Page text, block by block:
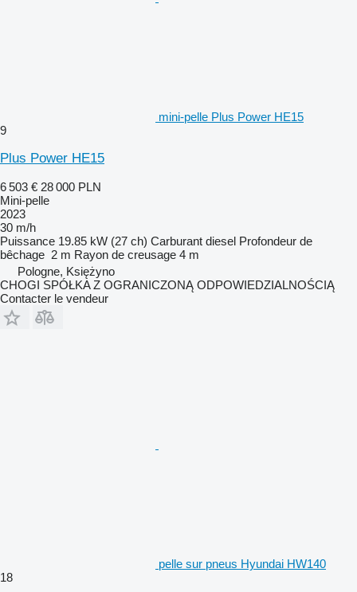
mini-pelle Plus Power HE15
9
Plus Power HE15
6 503 € 28 000 PLN
Mini-pelle
2023
30 m/h
Puissance 19.85 kW (27 ch) Carburant diesel Profondeur de
bêchage 2 m Rayon de creusage 4 m
Pologne, Księżyno
CHOGI SPÓŁKA Z OGRANICZONĄ ODPOWIEDZIALNOŚCIĄ
Contacter le vendeur
pelle sur pneus Hyundai HW140
18